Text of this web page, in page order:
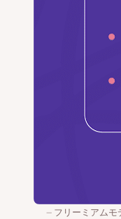
フリーミアム